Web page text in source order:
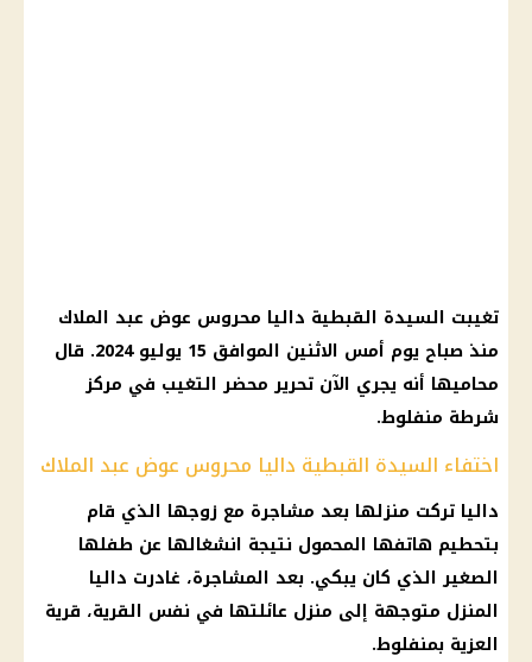
تغيبت السيدة القبطية داليا محروس عوض عبد الملاك
منذ صباح يوم أمس الاثنين الموافق 15 يوليو 2024. قال
محاميها أنه يجري الآن تحرير محضر التغيب في مركز
شرطة منفلوط.
اختفاء السيدة القبطية داليا محروس عوض عبد الملاك
داليا تركت منزلها بعد مشاجرة مع زوجها الذي قام
بتحطيم هاتفها المحمول نتيجة انشغالها عن طفلها
الصغير الذي كان يبكي. بعد المشاجرة، غادرت داليا
المنزل متوجهة إلى منزل عائلتها في نفس القرية، قرية
العزية بمنفلوط.